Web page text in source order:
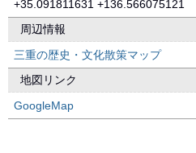
+35.091811631 +136.566075121
周辺情報
三重の歴史・文化散策マップ
地図リンク
GoogleMap